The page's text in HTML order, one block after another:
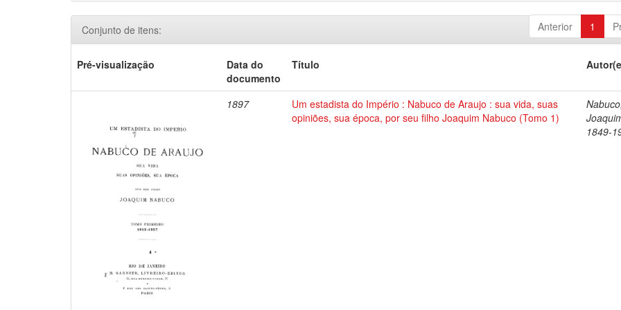
Anterior 1
Conjunto de itens:
Pré-visualização
Data do
documento
Título
1897
Um estadista do Império : Nabuco de Araujo : sua vida, suas
opiniões, sua época, por seu filho Joaquim Nabuco (Tomo 1)
Nabuco,
1849-